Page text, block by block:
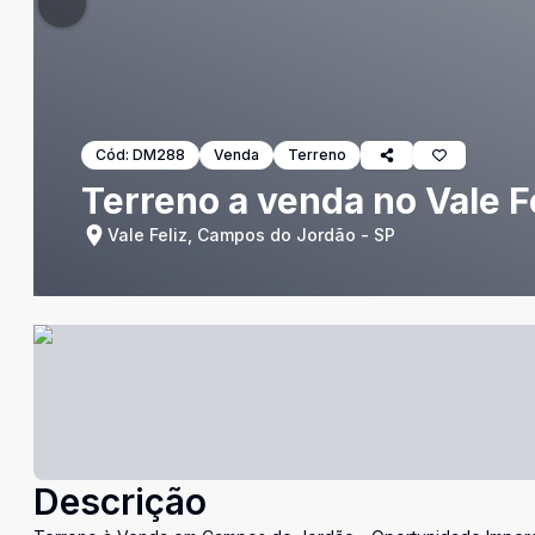
Cód: DM288 Venda Terreno
Terreno a venda no Vale
Vale Feliz, Campos do Jordão - SP
Descrição